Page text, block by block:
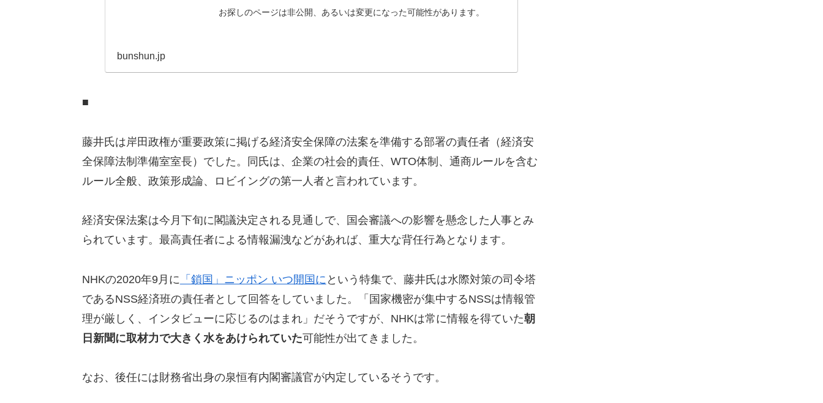
お探しのページは非公開、あるいは変更になった可能性があります。
bunshun.jp
■
藤井氏は岸田政権が重要政策に掲げる経済安全保障の法案を準備する部署の責任者（経済安
全保障法制準備室室長）でした。同氏は、企業の社会的責任、WTO体制、通商ルールを含む
ルール全般、政策形成論、ロビイングの第一人者と言われています。
経済安保法案は今月下旬に閣議決定される見通しで、国会審議への影響を懸念した人事とみ
られています。最高責任者による情報漏洩などがあれば、重大な背任行為となります。
NHKの2020年9月に 「鎖国」ニッポン いつ開国に という特集で、藤井氏は水際対策の司令塔
であるNSS経済班の責任者として回答をしていました。「国家機密が集中するNSSは情報管
理が厳しく、インタビューに応じるのはまれ」だそうですが、NHKは常に情報を得ていた朝
日新聞に取材力で大きく水をあけられていた可能性が出てきました。
なお、後任には財務省出身の泉恒有内閣審議官が内定しているそうです。